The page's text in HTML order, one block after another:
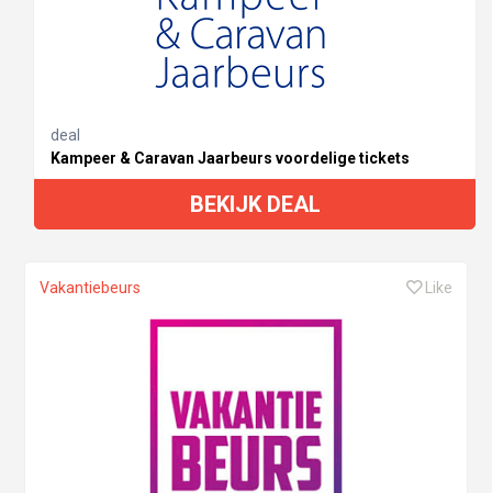
deal
Kampeer & Caravan Jaarbeurs voordelige tickets
BEKIJK DEAL
Vakantiebeurs Like